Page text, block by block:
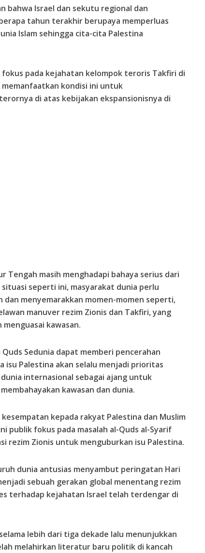
bahwa Israel dan sekutu regional dan
tahun terakhir berupaya memperluas
Islam sehingga cita-cita Palestina
fokus pada kejahatan kelompok teroris Takfiri di
memanfaatkan kondisi ini untuk
di atas kebijakan ekspansionisnya di
Tengah masih menghadapi bahaya serius dari
situasi seperti ini, masyarakat dunia perlu
dan menyemarakkan momen-momen seperti,
manuver rezim Zionis dan Takfiri, yang
kawasan.
Sedunia dapat memberi pencerahan
isu Palestina akan selalu menjadi prioritas
internasional sebagai ajang untuk
kawasan dan dunia.
kepada rakyat Palestina dan Muslim
publik fokus pada masalah al-Quds al-Syarif
rezim Zionis untuk menguburkan isu Palestina.
dunia antusias menyambut peringatan Hari
sebuah gerakan global menentang rezim
terhadap kejahatan Israel telah terdengar di
lebih dari tiga dekade lalu menunjukkan
melahirkan literatur baru politik di kancah